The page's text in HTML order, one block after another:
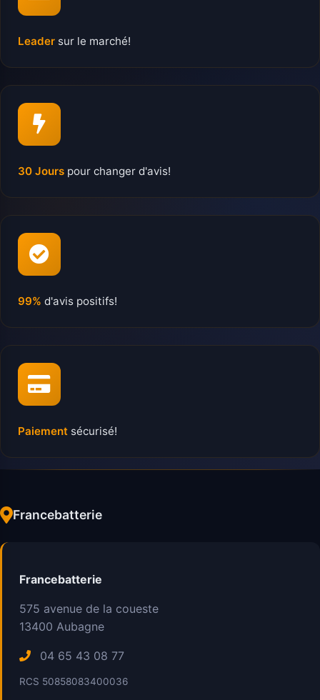
Leader sur le marché!
30 Jours pour changer d'avis!
99% d'avis positifs!
Paiement sécurisé!
Francebatterie
Francebatterie
575 avenue de la coueste
13400 Aubagne
04 65 43 08 77
RCS 50858083400036